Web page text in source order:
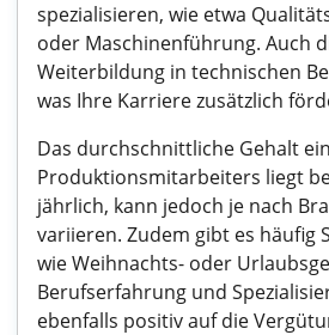
spezialisieren, wie etwa
oder Maschinenführung. Auch
Weiterbildung in technischen
was Ihre Karriere zusätzlich
Das durchschnittliche Gehalt
Produktionsmitarbeiters liegt
jährlich, kann jedoch je nach
variieren. Zudem gibt es häufig
wie Weihnachts- oder
Berufserfahrung und
ebenfalls positiv auf die